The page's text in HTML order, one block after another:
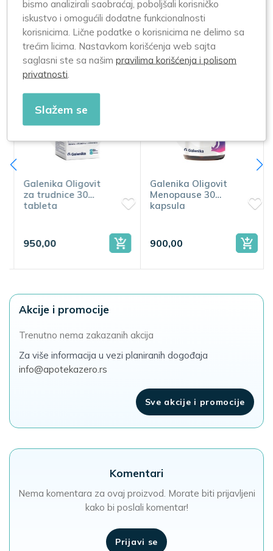
Komentari
Nema komentara za ovaj proizvod. Morate biti prijavljeni
kako bi poslali komentar!
Prijavi se
Jedna kapsula dva puta dnevno, sa razmakom od 12h
između doza.
Slični proizvodi
Galenika Oligovit
za trudnice 30
tableta
950,00
Galenika Oligovit
Menopause 30
kapsula
900,00
Akcije i promocije
Trenutno nema zakazanih akcija
Za više informacija u vezi planiranih dogođaja
info@apotekazero.rs
Sve akcije i promocije
bismo analizirali saobraćaj, poboljšali korisničko
iskustvo i omogućili dodatne funkcionalnosti
korisnicima. Lične podatke o korisnicima ne delimo sa
trećim licima. Nastavkom korišćenja web sajta
saglasni ste sa našimpravilima korišćenja i polisom
privatnosti
Slažem se